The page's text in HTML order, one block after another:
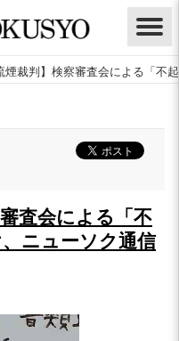
煙裁判】検察審査会による「不
査会による「不
ニューソク通信